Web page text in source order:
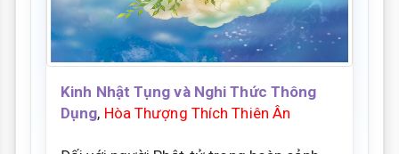
Kinh Nhật Tụng và Nghi Thức Thông
Dụng, Hòa Thượng Thích Thiên Ân